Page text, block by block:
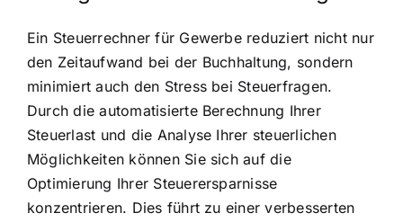
Ein Steuerrechner für Gewerbe reduziert nicht nur
den Zeitaufwand bei der Buchhaltung, sondern
minimiert auch den Stress bei Steuerfragen.
Durch die automatisierte Berechnung Ihrer
Steuerlast und die Analyse Ihrer steuerlichen
Möglichkeiten können Sie sich auf die
Optimierung Ihrer Steuerersparnisse
konzentrieren. Dies führt zu einer verbesserten